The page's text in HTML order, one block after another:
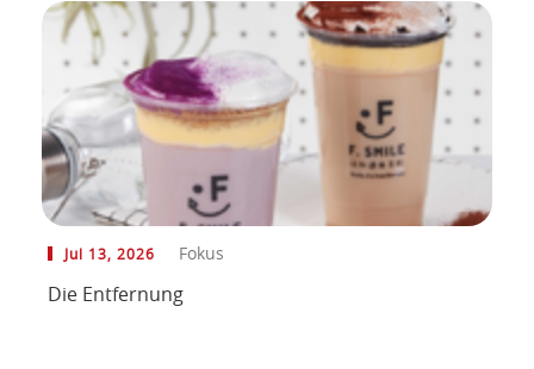
Jul 13, 2026 Fokus
Die Entfernung